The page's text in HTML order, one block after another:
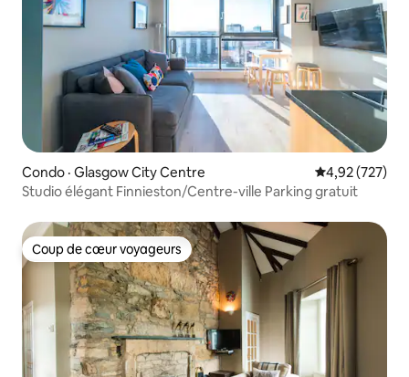
Condo · Glasgow City Centre Note
4,92 (727)
Studio élégant Finnieston/Centre-ville Parking gratuit
Coup de cœur voyageurs
Coup de cœur voyageurs